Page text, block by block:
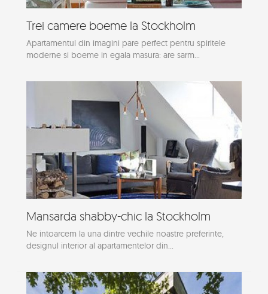
Trei camere boeme la Stockholm
Apartamentul din imagini pare perfect pentru spiritele
moderne si boeme in egala masura: are sarm...
Mansarda shabby-chic la Stockholm
Ne intoarcem la una dintre vechile noastre preferinte,
designul interior al apartamentelor din...